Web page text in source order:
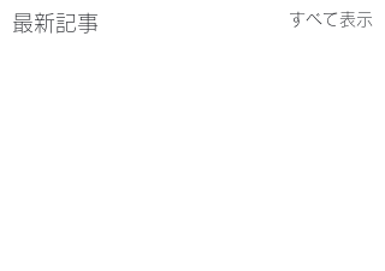
最新記事 すべて表示